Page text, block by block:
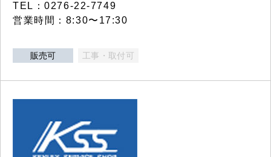
TEL：0276-22-7749
営業時間：8:30〜17:30
販売可 工事・取付可